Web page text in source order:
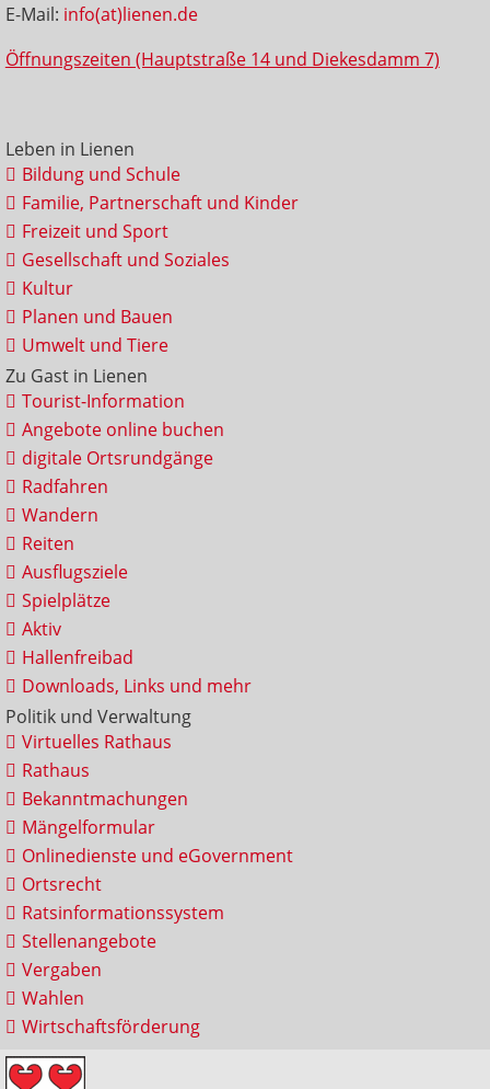
E-Mail: info(at)lienen.de
Öffnungszeiten (Hauptstraße 14 und Diekesdamm 7)
Leben in Lienen
Bildung und Schule
Familie, Partnerschaft und Kinder
Freizeit und Sport
Gesellschaft und Soziales
Kultur
Planen und Bauen
Umwelt und Tiere
Zu Gast in Lienen
Tourist-Information
Angebote online buchen
digitale Ortsrundgänge
Radfahren
Wandern
Reiten
Ausflugsziele
Spielplätze
Aktiv
Hallenfreibad
Downloads, Links und mehr
Politik und Verwaltung
Virtuelles Rathaus
Rathaus
Bekanntmachungen
Mängelformular
Onlinedienste und eGovernment
Ortsrecht
Ratsinformationssystem
Stellenangebote
Vergaben
Wahlen
Wirtschaftsförderung